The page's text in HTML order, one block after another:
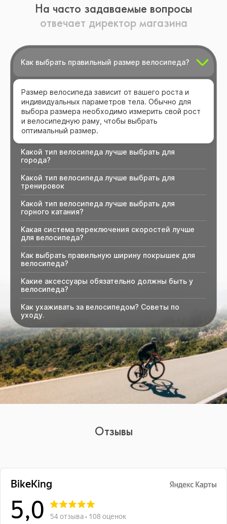
На часто задаваемые вопросы
отвечает директор магазина
Как выбрать правильный размер велосипеда?
Размер велосипеда зависит от вашего роста и
индивидуальных параметров тела. Обычно для
выбора размера необходимо измерить свой рост
и велосипедную раму, чтобы выбрать
оптимальный размер.
Какой тип велосипеда лучше выбрать для
города?
Какой тип велосипеда лучше выбрать для
тренировок
Какой тип велосипеда лучше выбрать для
горного катания?
Какая система переключения скоростей лучше
для велосипеда?
Как выбрать правильную ширину покрышек для
велосипеда?
Какие аксессуары обязательно должны быть у
велосипеда?
Как ухаживать за велосипедом? Советы по
уходу.
Отзывы